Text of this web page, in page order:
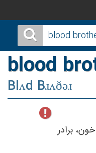
blood
Blʌd Bɹʌðəɹ
برادر